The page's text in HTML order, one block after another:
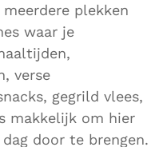
plekken
waar je
verse
gegrild vlees,
makkelijk om hier
door te brengen.